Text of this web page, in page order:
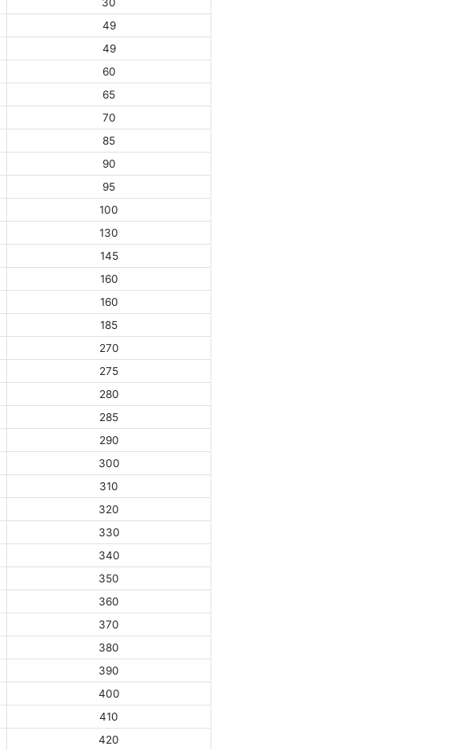
30
49
49
60
65
70
85
90
95
100
130
145
160
160
185
270
275
280
285
290
300
310
320
330
340
350
360
370
380
390
400
410
420